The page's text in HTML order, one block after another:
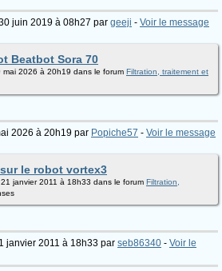
juin 2019 à 08h27 par geeji - Voir le message
Beatbot Sora 70
mai 2026 à 20h19 dans le forum Filtration, traitement et
2026 à 20h19 par Popiche57 - Voir le message
le robot vortex3
janvier 2011 à 18h33 dans le forum Filtration,
janvier 2011 à 18h33 par seb86340 - Voir le